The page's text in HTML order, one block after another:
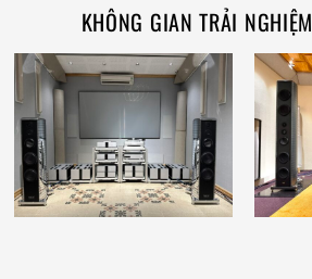
KHÔNG GIAN TRẢI